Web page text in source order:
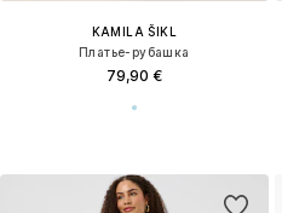
KAMILA ŠIKL
Платье-рубашка
79,90 €